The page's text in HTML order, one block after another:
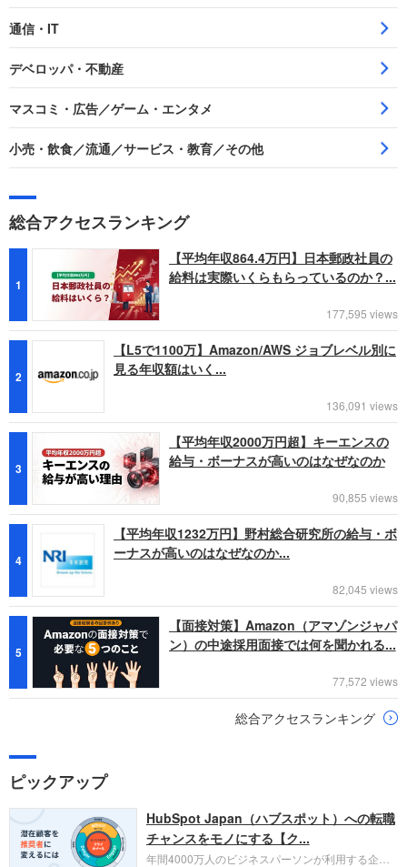
通信・IT
デベロッパ・不動産
マスコミ・広告／ゲーム・エンタメ
小売・飲食／流通／サービス・教育／その他
総合アクセスランキング
1
【平均年収864.4万円】日本郵政社員の
給料は実際いくらもらっているのか？...
177,595 views
2
【L5で1100万】Amazon/AWS ジョブレベル別に
見る年収額はいく...
136,091 views
3
【平均年収2000万円超】キーエンスの
給与・ボーナスが高いのはなぜなのか
90,855 views
4
【平均年収1232万円】野村総合研究所の給与・ボ
ーナスが高いのはなぜなのか...
82,045 views
5
【面接対策】Amazon（アマゾンジャパ
ン）の中途採用面接では何を聞かれる...
77,572 views
総合アクセスランキング
ピックアップ
HubSpot Japan（ハブスポット）への転職
チャンスをモノにする【ク...
年間4000万人のビジネスパーソンが利用する企業